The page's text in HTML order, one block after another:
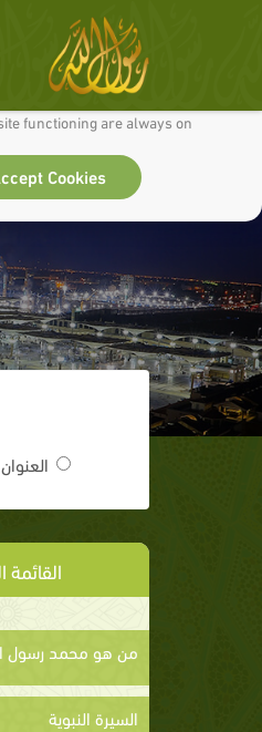
so we can continually improve it.
functioning are always on
Cookies
العنوان
القائمة
من هو محمد رسول
السيرة النبوية